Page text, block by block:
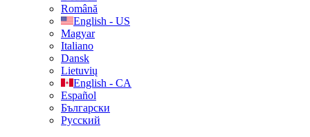
Română
English - US
Magyar
Italiano
Dansk
Lietuvių
English - CA
Español
Български
Русский